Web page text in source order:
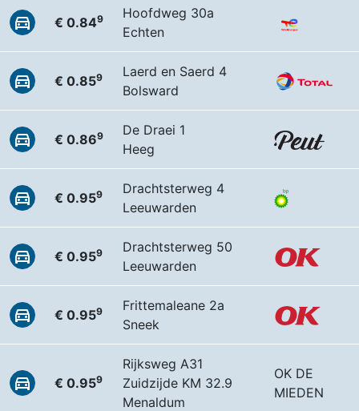
€ 0.849
Hoofdweg 30a
Echten
€ 0.859
Laerd en Saerd 4
Bolsward
€ 0.869
De Draei 1
Heeg
€ 0.959
Drachtsterweg 4
Leeuwarden
€ 0.959
Drachtsterweg 50
Leeuwarden
€ 0.959
Frittemaleane 2a
Sneek
€ 0.959
Rijksweg A31
Zuidzijde KM 32.9
Menaldum
OK DE
MIEDEN